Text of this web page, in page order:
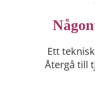
Ett
Återgå till